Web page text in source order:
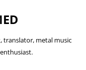
translator, metal music